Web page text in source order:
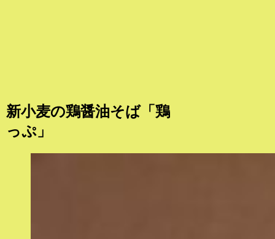
新小麦の鶏醤油そば「鶏
っぷ」